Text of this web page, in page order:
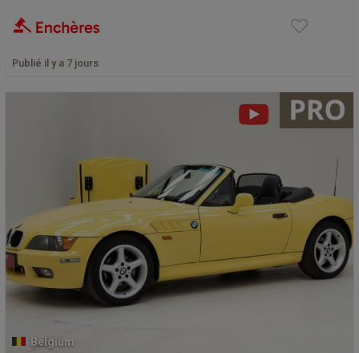
Publié il y a 7 jours
Belgium